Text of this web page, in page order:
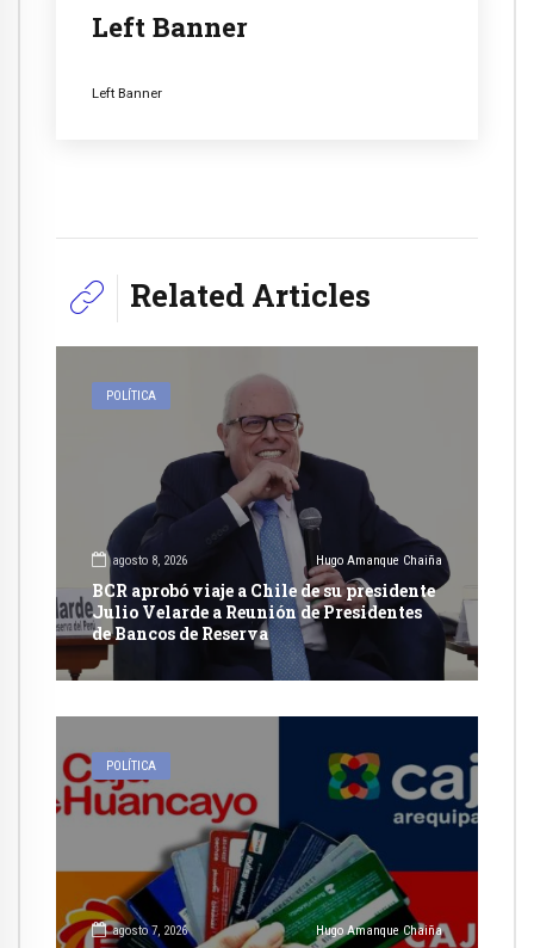
Left Banner
Left Banner
Related Articles
POLÍTICA
agosto 8, 2026 Hugo Amanque Chaiña
BCR aprobó viaje a Chile de su presidente
Julio Velarde a Reunión de Presidentes
de Bancos de Reserva
POLÍTICA
agosto 7, 2026 Hugo Amanque Chaiña